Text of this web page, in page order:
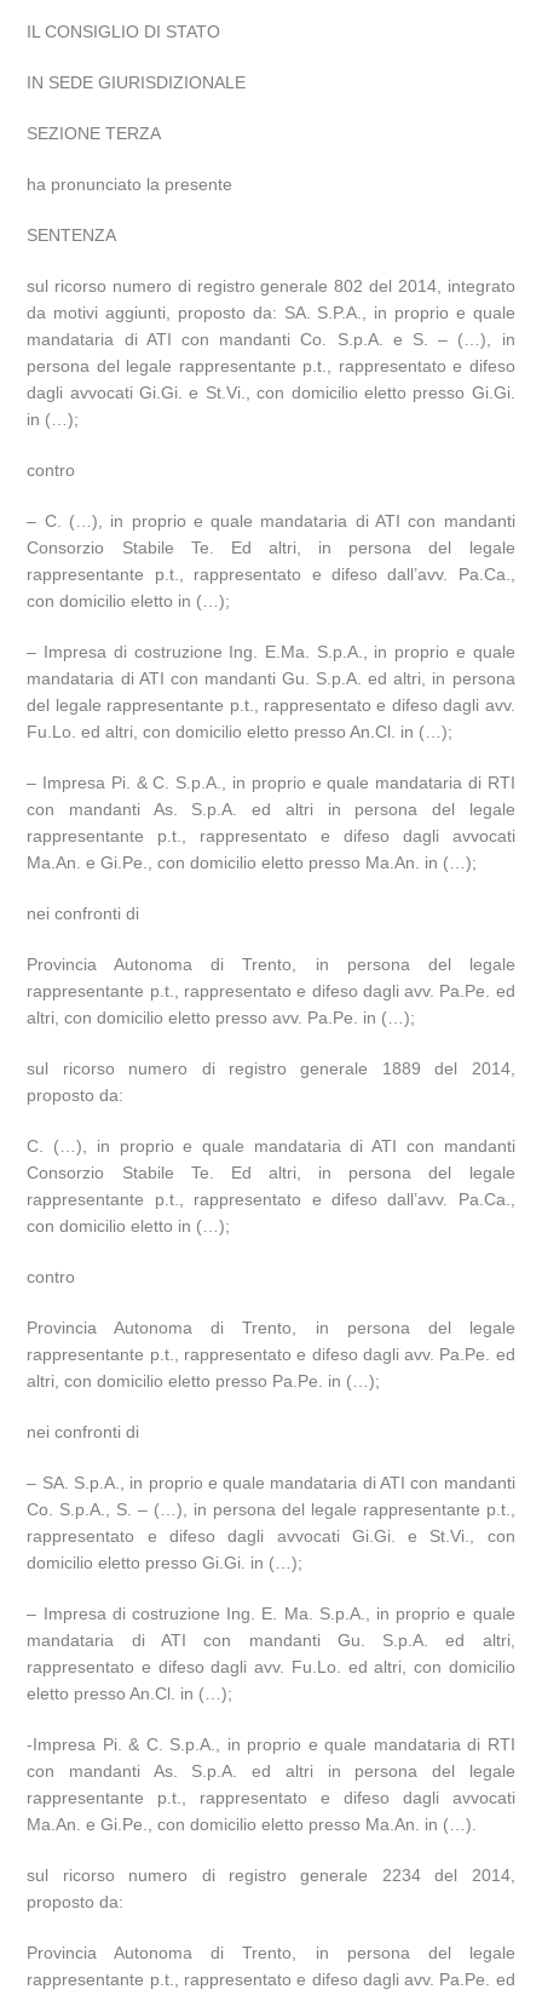
IL CONSIGLIO DI STATO
IN SEDE GIURISDIZIONALE
SEZIONE TERZA
ha pronunciato la presente
SENTENZA
sul ricorso numero di registro generale 802 del 2014, integrato
da motivi aggiunti, proposto da: SA. S.P.A., in proprio e quale
mandataria di ATI con mandanti Co. S.p.A. e S. – (…), in
persona del legale rappresentante p.t., rappresentato e difeso
dagli avvocati Gi.Gi. e St.Vi., con domicilio eletto presso Gi.Gi.
in (…);
contro
– C. (…), in proprio e quale mandataria di ATI con mandanti
Consorzio Stabile Te. Ed altri, in persona del legale
rappresentante p.t., rappresentato e difeso dall’avv. Pa.Ca.,
con domicilio eletto in (…);
– Impresa di costruzione Ing. E.Ma. S.p.A., in proprio e quale
mandataria di ATI con mandanti Gu. S.p.A. ed altri, in persona
del legale rappresentante p.t., rappresentato e difeso dagli avv.
Fu.Lo. ed altri, con domicilio eletto presso An.Cl. in (…);
– Impresa Pi. & C. S.p.A., in proprio e quale mandataria di RTI
con mandanti As. S.p.A. ed altri in persona del legale
rappresentante p.t., rappresentato e difeso dagli avvocati
Ma.An. e Gi.Pe., con domicilio eletto presso Ma.An. in (…);
nei confronti di
Provincia Autonoma di Trento, in persona del legale
rappresentante p.t., rappresentato e difeso dagli avv. Pa.Pe. ed
altri, con domicilio eletto presso avv. Pa.Pe. in (…);
sul ricorso numero di registro generale 1889 del 2014,
proposto da:
C. (…), in proprio e quale mandataria di ATI con mandanti
Consorzio Stabile Te. Ed altri, in persona del legale
rappresentante p.t., rappresentato e difeso dall’avv. Pa.Ca.,
con domicilio eletto in (…);
contro
Provincia Autonoma di Trento, in persona del legale
rappresentante p.t., rappresentato e difeso dagli avv. Pa.Pe. ed
altri, con domicilio eletto presso Pa.Pe. in (…);
nei confronti di
– SA. S.p.A., in proprio e quale mandataria di ATI con mandanti
Co. S.p.A., S. – (…), in persona del legale rappresentante p.t.,
rappresentato e difeso dagli avvocati Gi.Gi. e St.Vi., con
domicilio eletto presso Gi.Gi. in (…);
– Impresa di costruzione Ing. E. Ma. S.p.A., in proprio e quale
mandataria di ATI con mandanti Gu. S.p.A. ed altri,
rappresentato e difeso dagli avv. Fu.Lo. ed altri, con domicilio
eletto presso An.Cl. in (…);
-Impresa Pi. & C. S.p.A., in proprio e quale mandataria di RTI
con mandanti As. S.p.A. ed altri in persona del legale
rappresentante p.t., rappresentato e difeso dagli avvocati
Ma.An. e Gi.Pe., con domicilio eletto presso Ma.An. in (…).
sul ricorso numero di registro generale 2234 del 2014,
proposto da:
Provincia Autonoma di Trento, in persona del legale
rappresentante p.t., rappresentato e difeso dagli avv. Pa.Pe. ed